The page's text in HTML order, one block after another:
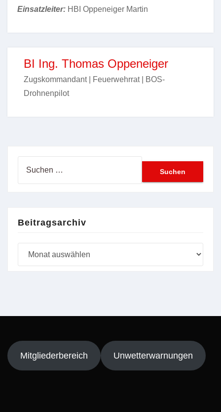
Einsatzleiter: HBI Oppeneiger Martin
BI Ing. Thomas Oppeneiger
Zugskommandant | Feuerwehrrat | BOS-
Drohnenpilot
Beitragsarchiv
Mitgliederbereich Unwetterwarnungen